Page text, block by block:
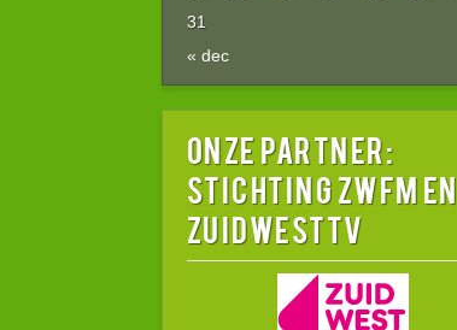
31
« dec
Onze partner:
stichting ZWFM en
ZuidwestTV